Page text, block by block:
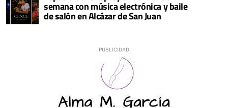
semana con música electrónica y baile
de salón en Alcázar de San Juan